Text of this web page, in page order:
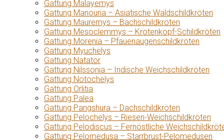
Gattung Malayemys
Gattung Manouria – Asiatische Waldschildkröten
Gattung Mauremys – Bachschildkröten
Gattung Mesoclemmys – Krötenkopf-Schildkröten
Gattung Morenia – Pfauenaugenschildkröten
Gattung Myuchelys
Gattung Natator
Gattung Nilssonia – Indische Weichschildkröten
Gattung Notochelys
Gattung Orlitia
Gattung Palea
Gattung Pangshura – Dachschildkröten
Gattung Pelochelys – Riesen-Weichschildkröten
Gattung Pelodiscus – Fernöstliche
Gattung Pelomedusa – Starrbrust-Pelomedusen